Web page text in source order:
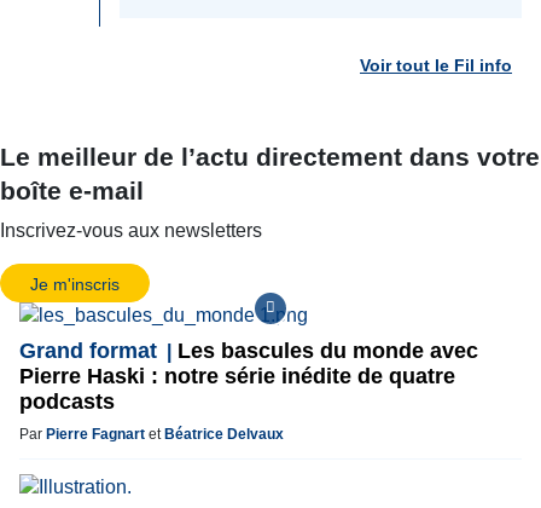
Voir tout le Fil info
Le meilleur de l’actu directement dans votre
boîte e-mail
Inscrivez-vous aux newsletters
Je m'inscris
Grand format
Les bascules du monde avec
Pierre Haski : notre série inédite de quatre
podcasts
Par Pierre Fagnart et Béatrice Delvaux